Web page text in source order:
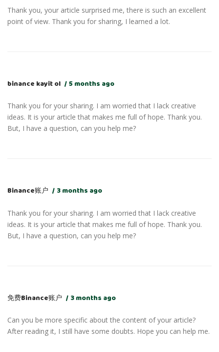
Thank you, your article surprised me, there is such an excellent
point of view. Thank you for sharing, I learned a lot.
binance kayit ol 5 months ago
Thank you for your sharing. I am worried that I lack creative
ideas. It is your article that makes me full of hope. Thank you.
But, I have a question, can you help me?
Binance账户 3 months ago
Thank you for your sharing. I am worried that I lack creative
ideas. It is your article that makes me full of hope. Thank you.
But, I have a question, can you help me?
免费Binance账户 3 months ago
Can you be more specific about the content of your article?
After reading it, I still have some doubts. Hope you can help me.